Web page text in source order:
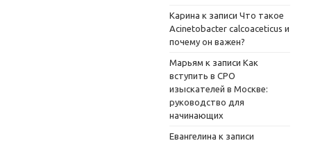
Карина к записи Что такое
Acinetobacter calcoaceticus и
почему он важен?
Марьям к записи Как
вступить в СРО
изыскателей в Москве:
руководство для
начинающих
Евангелина к записи